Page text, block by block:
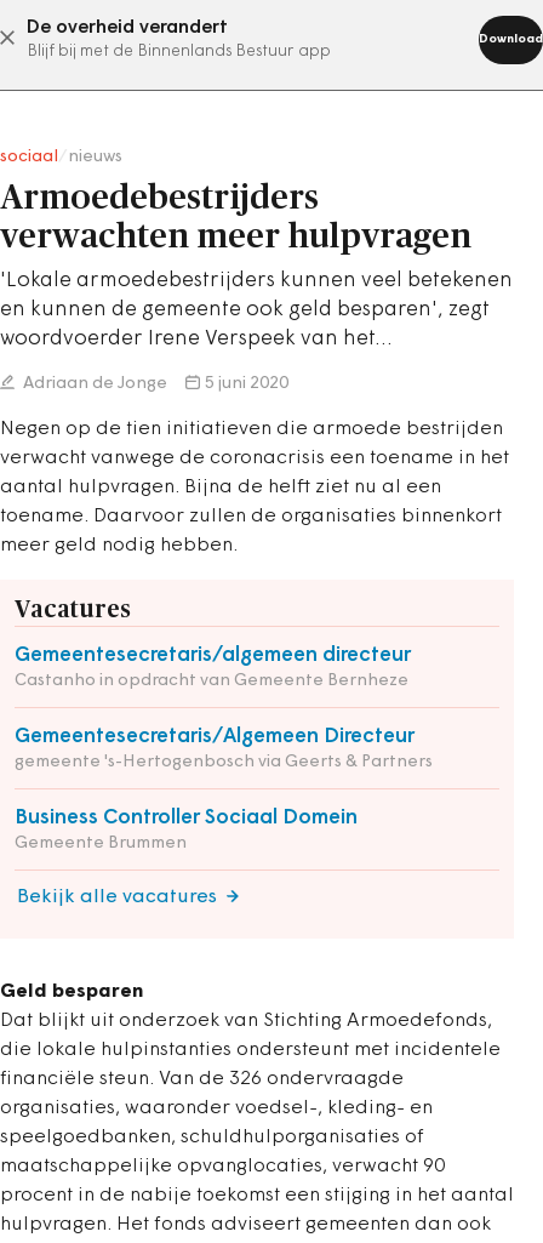
De overheid verandert
Blijf bij met de Binnenlands Bestuur app
Download
abonneer nu
sociaal nieuws
Armoedebestrijders
verwachten meer hulpvragen
'Lokale armoedebestrijders kunnen veel betekenen
en kunnen de gemeente ook geld besparen', zegt
woordvoerder Irene Verspeek van het…
Adriaan de Jonge 5 juni 2020
Negen op de tien initiatieven die armoede bestrijden
verwacht vanwege de coronacrisis een toename in het
aantal hulpvragen. Bijna de helft ziet nu al een
toename. Daarvoor zullen de organisaties binnenkort
meer geld nodig hebben.
Vacatures
Gemeentesecretaris/algemeen directeur
Castanho in opdracht van Gemeente Bernheze
Gemeentesecretaris/Algemeen Directeur
gemeente 's-Hertogenbosch via Geerts & Partners
Business Controller Sociaal Domein
Gemeente Brummen
Bekijk alle vacatures
Geld besparen
Dat blijkt uit onderzoek van Stichting Armoedefonds,
die lokale hulpinstanties ondersteunt met incidentele
financiële steun. Van de 326 ondervraagde
organisaties, waaronder voedsel-, kleding- en
speelgoedbanken, schuldhulporganisaties of
maatschappelijke opvanglocaties, verwacht 90
procent in de nabije toekomst een stijging in het aantal
hulpvragen. Het fonds adviseert gemeenten dan ook